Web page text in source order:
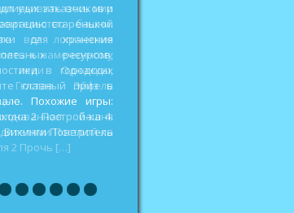
заказчиков и
старенькой
для хранения
ресурсов,
в городских
главный приз в
Похожие игры:
2 Построй-ка 4.
Повелитель